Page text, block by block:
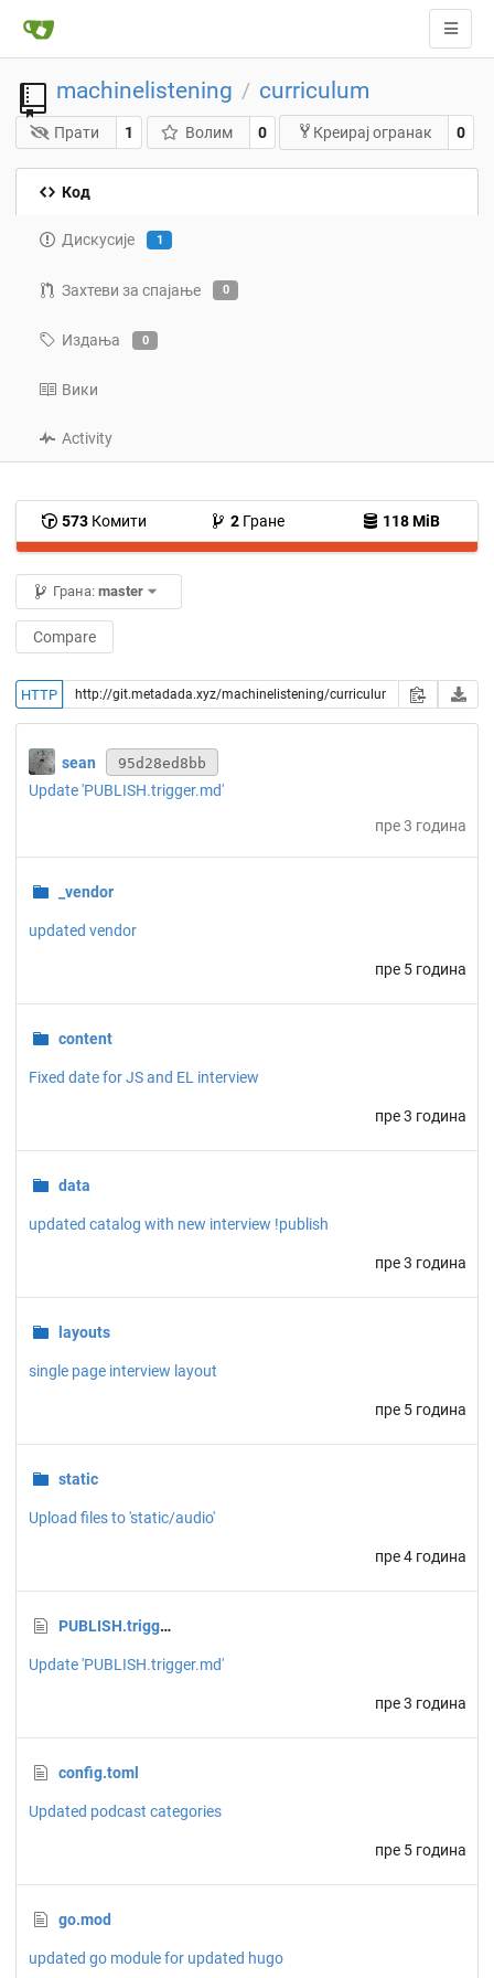
machinelistening / curriculum
Прати 1 Волим 0 Креирај огранак 0
Код
Дискусије 1
Захтеви за спајање 0
Издања 0
Вики
Activity
573Комити 2Гране 118 MiB
Грана: master
Compare
HTTP
sean 95d28ed8bb
Update 'PUBLISH.trigger.md'
пре 3 година
_vendor
updated vendor
пре 5 година
content
Fixed date for JS and EL interview
пре 3 година
data
updated catalog with new interview !publish
пре 3 година
layouts
single page interview layout
пре 5 година
static
Upload files to 'static/audio'
пре 4 година
PUBLISH.trigger.md
Update 'PUBLISH.trigger.md'
пре 3 година
config.toml
Updated podcast categories
пре 5 година
go.mod
updated go module for updated hugo